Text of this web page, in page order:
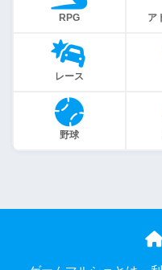
RPG ア
レース
野球